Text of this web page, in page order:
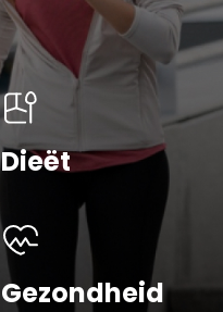
Dieët
Gezondheid